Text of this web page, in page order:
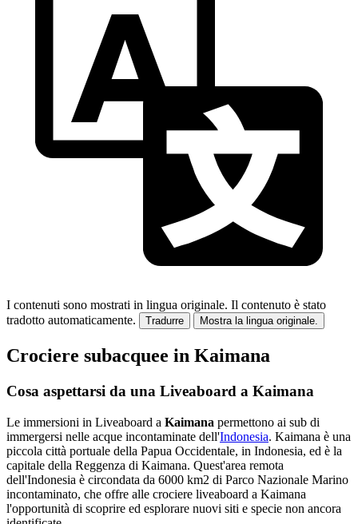
I contenuti sono mostrati in lingua originale. Il contenuto è stato
tradotto automaticamente.
Tradurre Mostra la lingua originale.
Crociere subacquee in Kaimana
Cosa aspettarsi da una Liveaboard a Kaimana
Le immersioni in Liveaboard a Kaimana permettono ai sub di
immergersi nelle acque incontaminate dell'Indonesia. Kaimana è una
piccola città portuale della Papua Occidentale, in Indonesia, ed è la
capitale della Reggenza di Kaimana. Quest'area remota
dell'Indonesia è circondata da 6000 km2 di Parco Nazionale Marino
incontaminato, che offre alle crociere liveaboard a Kaimana
l'opportunità di scoprire ed esplorare nuovi siti e specie non ancora